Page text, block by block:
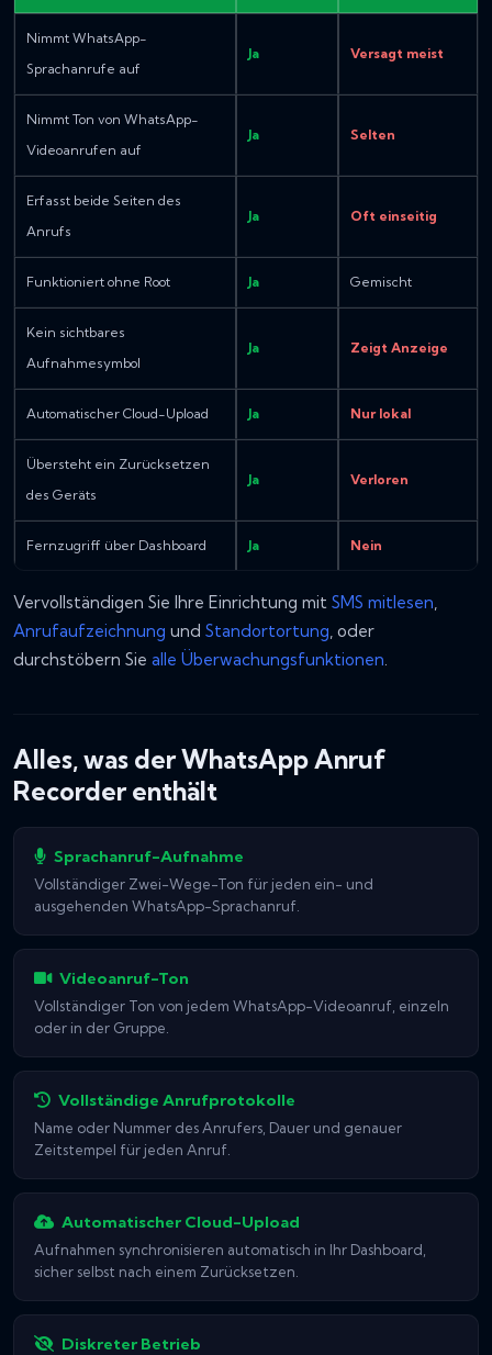
Nimmt WhatsApp-
Sprachanrufe auf
Ja Versagt meist
Nimmt Ton von WhatsApp-
Videoanrufen auf
Ja Selten
Erfasst beide Seiten des
Anrufs
Ja Oft einseitig
Funktioniert ohne Root Ja Gemischt
Kein sichtbares
Aufnahmesymbol
Ja Zeigt Anzeige
Automatischer Cloud-Upload Ja Nur lokal
Übersteht ein Zurücksetzen
des Geräts
Ja Verloren
Fernzugriff über Dashboard Ja Nein
Vervollständigen Sie Ihre Einrichtung mit SMS mitlesen,
Anrufaufzeichnung und Standortortung, oder
durchstöbern Sie alle Überwachungsfunktionen.
Alles, was der WhatsApp Anruf
Recorder enthält
Sprachanruf-Aufnahme
Vollständiger Zwei-Wege-Ton für jeden ein- und
ausgehenden WhatsApp-Sprachanruf.
Videoanruf-Ton
Vollständiger Ton von jedem WhatsApp-Videoanruf, einzeln
oder in der Gruppe.
Vollständige Anrufprotokolle
Name oder Nummer des Anrufers, Dauer und genauer
Zeitstempel für jeden Anruf.
Automatischer Cloud-Upload
Aufnahmen synchronisieren automatisch in Ihr Dashboard,
sicher selbst nach einem Zurücksetzen.
Diskreter Betrieb